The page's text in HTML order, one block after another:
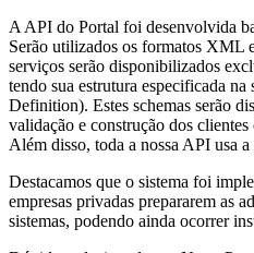
A API do Portal foi desenvolvida
Serão utilizados os formatos XML
serviços serão disponibilizados
tendo sua estrutura especificada
Definition). Estes schemas serão
validação e construção dos
Além disso, toda a nossa API usa
Destacamos que o sistema foi
empresas privadas prepararem as
sistemas, podendo ainda ocorrer